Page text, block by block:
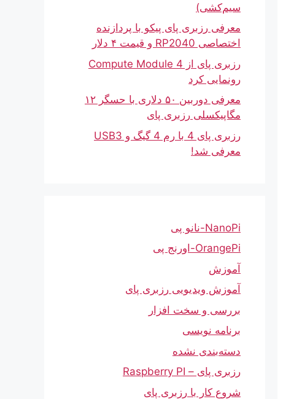
سیم‌کشی)
معرفی رزبری پای پیکو با پردازنده
اختصاصی RP2040 و قیمت ۴ دلار
رزبری پای از Compute Module 4
رونمایی کرد
معرفی دوربین ۵۰ دلاری با حسگر ۱۲
مگاپیکسلی رزبری پای
رزبری پای 4 با رم 4 گیگ و USB3
معرفی شد!
NanoPi-نانو پی
OrangePi-اورنج پی
آموزش
آموزش ویدیویی رزبری پای
بررسی و سخت افزار
برنامه نویسی
دسته‌بندی نشده
رزبری پای – Raspberry PI
شروع کار با رزبری پای